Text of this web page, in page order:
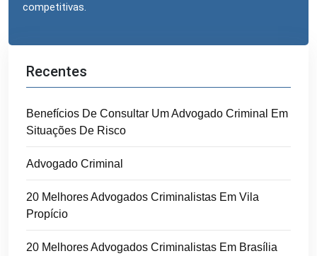
competitivas.
Recentes
Benefícios De Consultar Um Advogado Criminal Em
Situações De Risco
Advogado Criminal
20 Melhores Advogados Criminalistas Em Vila
Propício
20 Melhores Advogados Criminalistas Em Brasília